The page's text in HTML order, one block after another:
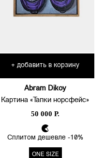
+ добавить в корзину
Abram Dikoy
Картина «Тапки норсфейс»
50 000 Р.
Сплитом дешевле -10%
ONE SIZE